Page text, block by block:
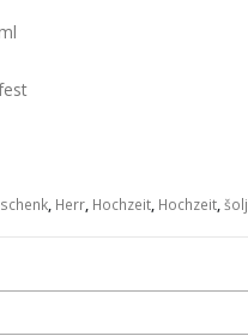
, Herr, Hochzeit, Hochzeit,